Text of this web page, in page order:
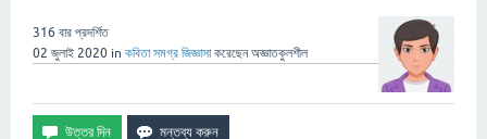
316 বার প্রদর্শিত
02 জুলাই 2020 in কবিতা সমগ্র জিজ্ঞাসা করেছেনঅজ্ঞাতকুলশীল